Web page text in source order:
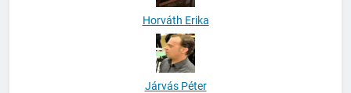
Horváth Erika
Járvás Péter